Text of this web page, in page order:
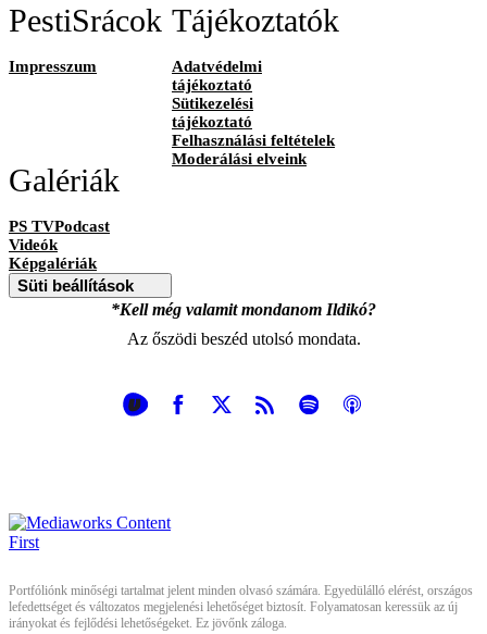
PestiSrácok
Impresszum
Tájékoztatók
Adatvédelmi
tájékoztató
Sütikezelési
tájékoztató
Felhasználási feltételek
Moderálási elveink
Galériák
PS TVPodcast
Videók
Képgalériák
Süti beállítások
*Kell még valamit mondanom Ildikó?
Az őszödi beszéd utolsó mondata.
Portfóliónk minőségi tartalmat jelent minden olvasó számára. Egyedülálló elérést, országos
lefedettséget és változatos megjelenési lehetőséget biztosít. Folyamatosan keressük az új
irányokat és fejlődési lehetőségeket. Ez jövőnk záloga.